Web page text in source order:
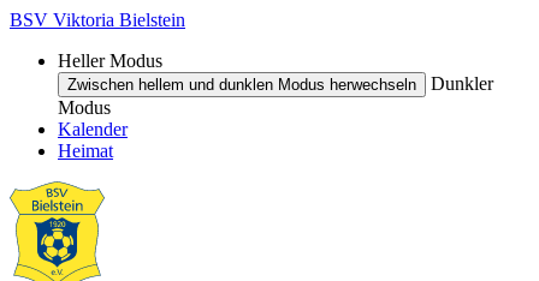
BSV Viktoria Bielstein
Heller Modus
Zwischen hellem und dunklen Modus herwechseln
Dunkler
Modus
Kalender
Heimat